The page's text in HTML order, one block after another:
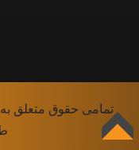
تمامی حقوق متعلق
بالا